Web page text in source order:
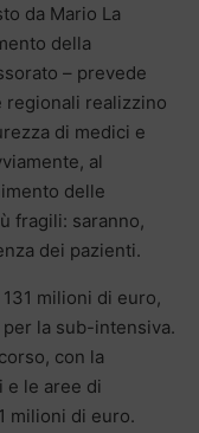
da Mario La
della
– prevede
regionali realizzino
di medici e
al
delle
fragili: saranno,
dei pazienti.
milioni di euro,
la sub-intensiva.
con la
e le aree di
milioni di euro.